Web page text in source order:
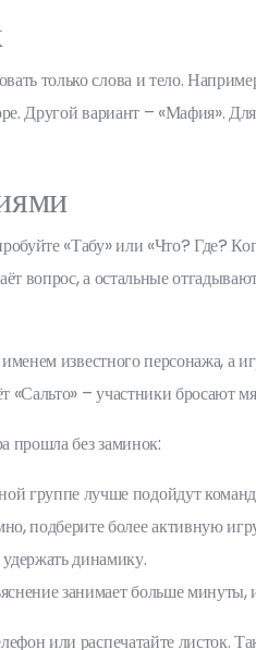
только слова и тело.
Другой вариант – «Мафия».
«Табу» или «Что? Где?
вопрос, а остальные
известного персонажа,
– участники бросают
прошла без заминок:
группе лучше подойдут
подберите более активную
динамику.
занимает больше минуты,
или распечатайте листок.